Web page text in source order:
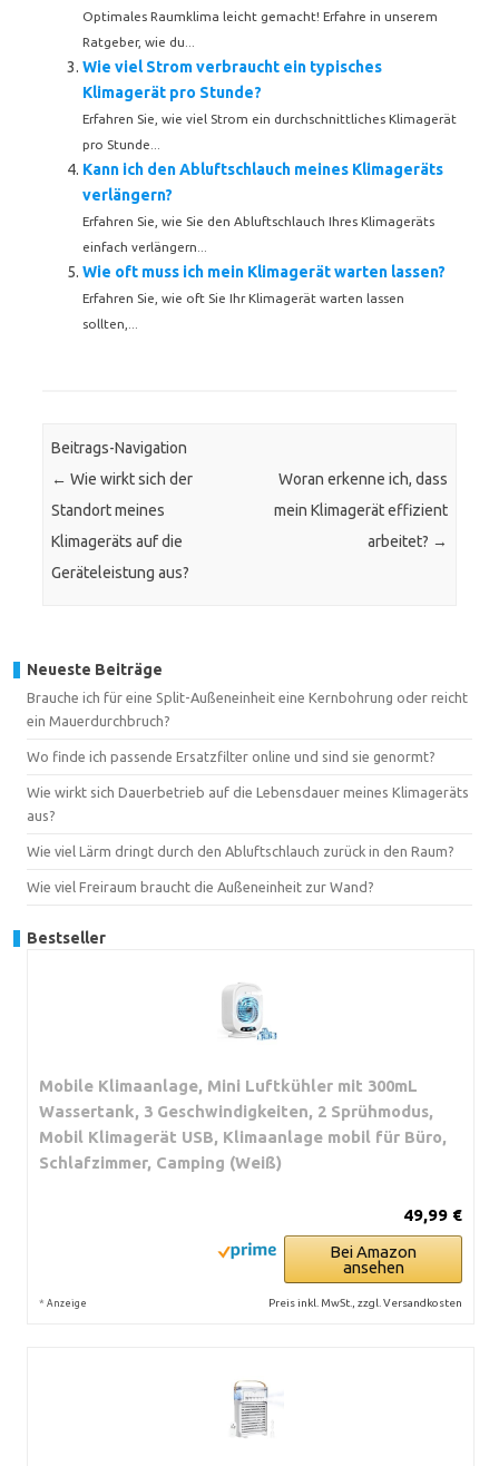
Optimales Raumklima leicht gemacht! Erfahre in unserem
Ratgeber, wie du...
Wie viel Strom verbraucht ein typisches
Klimagerät pro Stunde?
Erfahren Sie, wie viel Strom ein durchschnittliches Klimagerät
pro Stunde...
Kann ich den Abluftschlauch meines Klimageräts
verlängern?
Erfahren Sie, wie Sie den Abluftschlauch Ihres Klimageräts
einfach verlängern...
Wie oft muss ich mein Klimagerät warten lassen?
Erfahren Sie, wie oft Sie Ihr Klimagerät warten lassen
sollten,...
Beitrags-Navigation
← Wie wirkt sich der
Standort meines
Klimageräts auf die
Geräteleistung aus?
Woran erkenne ich, dass
mein Klimagerät effizient
arbeitet? →
Neueste Beiträge
Brauche ich für eine Split-Außeneinheit eine Kernbohrung oder reicht
ein Mauerdurchbruch?
Wo finde ich passende Ersatzfilter online und sind sie genormt?
Wie wirkt sich Dauerbetrieb auf die Lebensdauer meines Klimageräts
aus?
Wie viel Lärm dringt durch den Abluftschlauch zurück in den Raum?
Wie viel Freiraum braucht die Außeneinheit zur Wand?
Bestseller
Mobile Klimaanlage, Mini Luftkühler mit 300mL
Wassertank, 3 Geschwindigkeiten, 2 Sprühmodus,
Mobil Klimagerät USB, Klimaanlage mobil für Büro,
Schlafzimmer, Camping (Weiß)
49,99 €
Bei Amazon
ansehen
* Anzeige Preis inkl. MwSt., zzgl. Versandkosten